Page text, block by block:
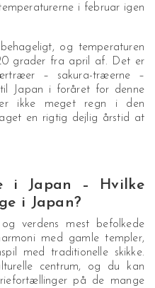
i februar igen
og temperaturen
grader fra april af. Det er
– sakura-træerne –
Japan i foråret for denne
ikke meget regn i den
en rigtig dejlig årstid at
i Japan – Hvilke
i Japan?
verdens mest befolkede
med gamle templer,
med traditionelle skikke.
centrum, og du kan
på de mange